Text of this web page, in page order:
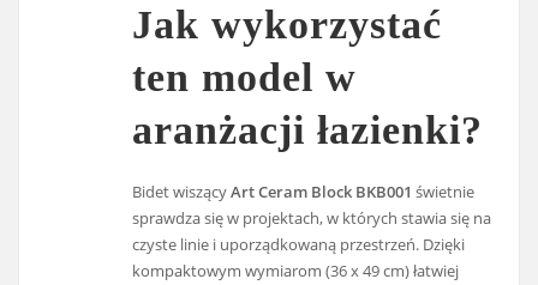
Jak wykorzystać
ten model w
aranżacji łazienki?
Bidet wiszącyArt Ceram Block BKB001 świetnie
sprawdza się w projektach, w których stawia się na
czyste linie i uporządkowaną przestrzeń. Dzięki
kompaktowym wymiarom (36 x 49 cm) łatwiej